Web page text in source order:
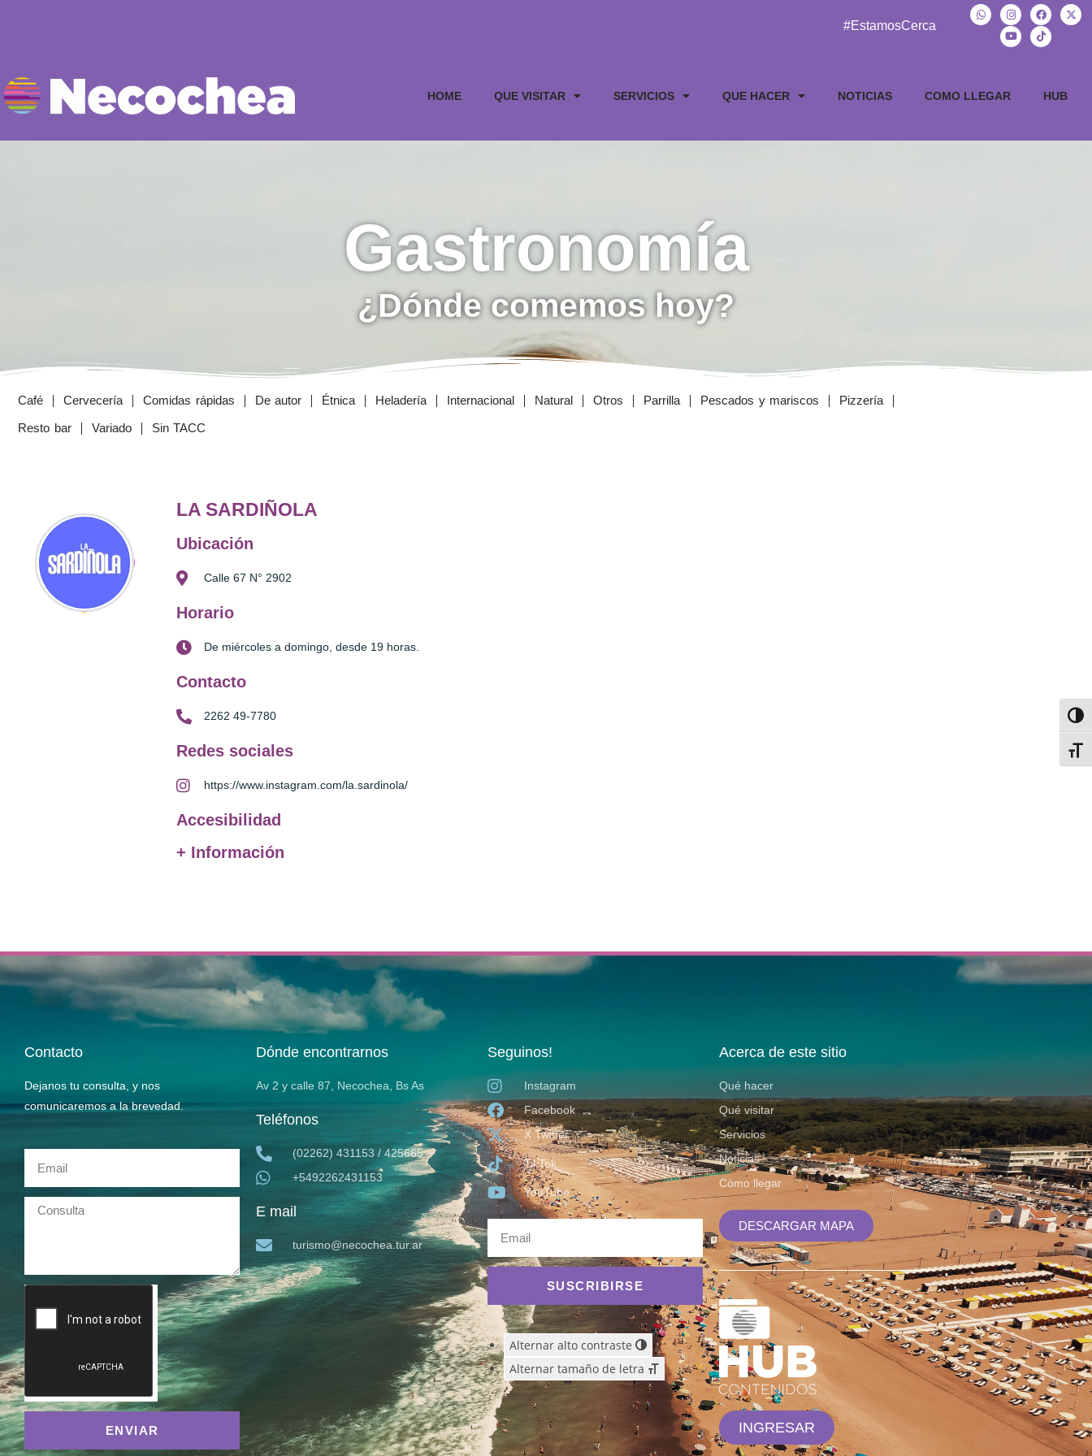
#EstamosCerca
HOME QUE VISITAR SERVICIOS QUE HACER NOTICIAS COMO LLEGAR HUB
Gastronomía
¿Dónde comemos hoy?
Café Cervecería Comidas rápidas De autor Étnica Heladería Internacional Natural Otros Parrilla Pescados y mariscos
Pizzería
Resto bar
Variado Sin TACC
LA SARDIÑOLA
Ubicación
Calle 67 N° 2902
Horario
De miércoles a domingo, desde 19 horas.
Contacto
2262 49-7780
Redes sociales
https://www.instagram.com/la.sardinola/
Accesibilidad
+ Información
Contacto
Dejanos tu consulta, y nos
comunicaremos a la brevedad.
ENVIAR
Dónde encontrarnos
Av 2 y calle 87, Necochea, Bs As
Teléfonos
(02262) 431153 / 425665
+5492262431153
E mail
turismo@necochea.tur.ar
Seguinos!
Instagram
Facebook
X Twitter
TikTok
YouTube
SUSCRIBIRSE
Alternar alto contraste
Alternar tamaño de letra
Acerca de este sitio
Qué hacer
Qué visitar
Servicios
Noticias
Cómo llegar
DESCARGAR MAPA
INGRESAR